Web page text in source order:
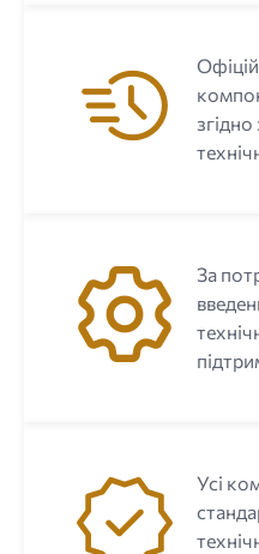
За
Усі